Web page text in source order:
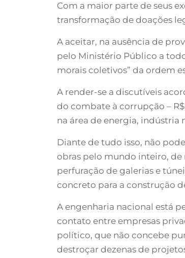
Com a maior parte de seus
transformação de doações
A aceitar, na ausência de
pelo Ministério Público a
morais coletivos” da ordem
A render-se a discutíveis
do combate à corrupção –
na área de energia, indústria
Diante de tudo isso, não
obras pelo mundo inteiro, de
perfuração de galerias e
concreto para a construção
A engenharia nacional está
contato entre empresas
político, que não concebe
destroçar dezenas de